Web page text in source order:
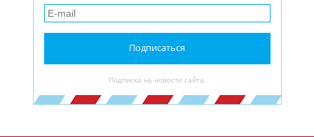
Подписаться
Подписка на новости сайта.